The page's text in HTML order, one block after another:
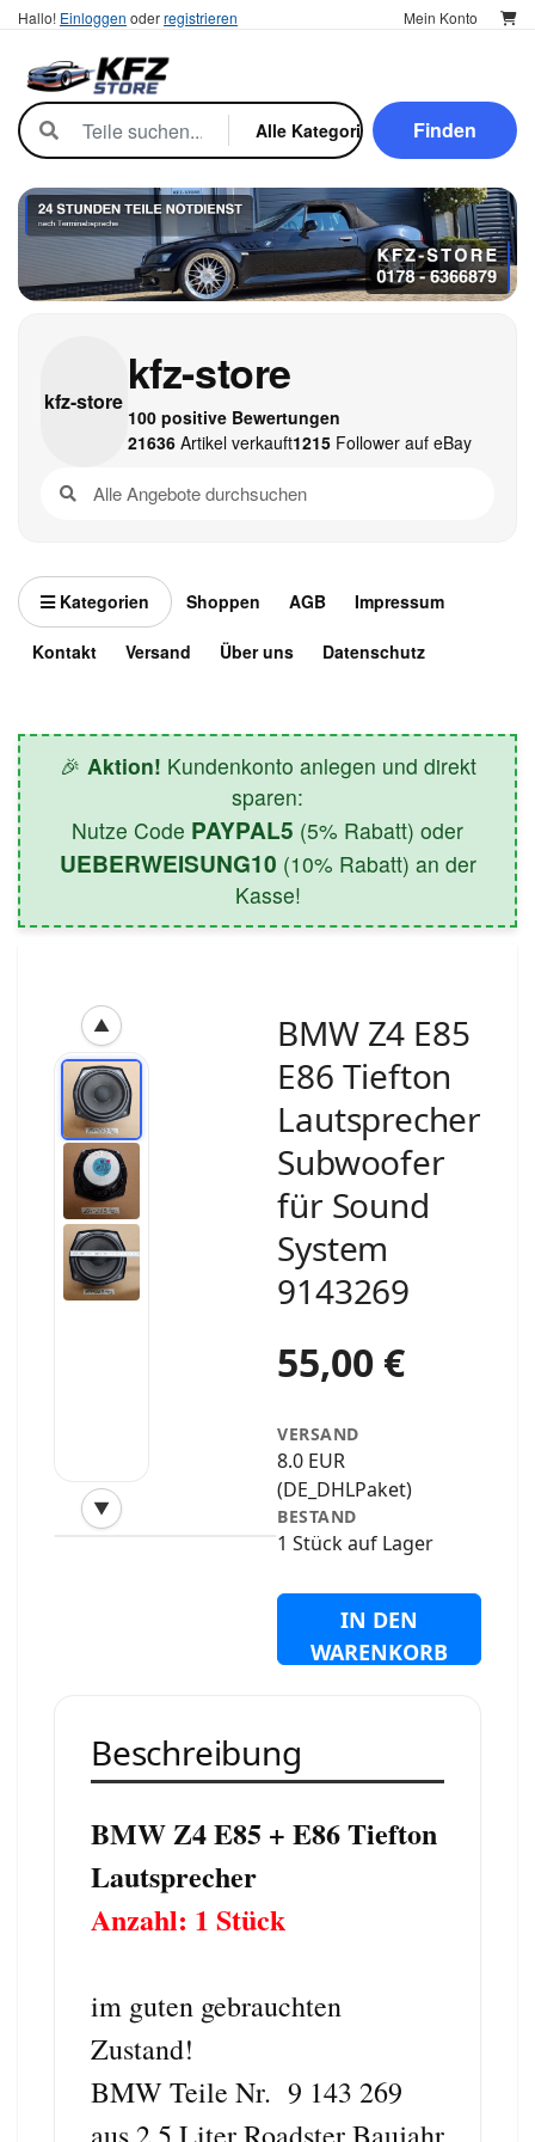
Hallo! Einloggen oderregistrieren Mein Konto
Finden
kfz-store
kfz-store
100 positive Bewertungen
21636Artikel verkauft1215Follower auf eBay
Kategorien Shoppen AGB Impressum
Kontakt Versand Über uns Datenschutz
🎉 Aktion! Kundenkonto anlegen und direkt
sparen:
Nutze Code PAYPAL5 (5% Rabatt) oder
UEBERWEISUNG10 (10% Rabatt) an der
Kasse!
▲
▼
‹
BMW Z4 E85
E86 Tiefton
Lautsprecher
Subwoofer
für Sound
System
9143269
55,00 €
VERSAND
8.0 EUR
(DE_DHLPaket)
BESTAND
1 Stück auf Lager
IN DEN
WARENKORB
Beschreibung
BMW Z4 E85 + E86 Tiefton
Lautsprecher
Anzahl: 1 Stück
im guten gebrauchten
Zustand!
BMW Teile Nr. 9 143 269